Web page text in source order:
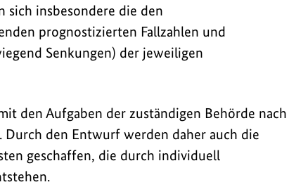
sich insbesondere die den
prognostizierten Fallzahlen und
Senkungen) der jeweiligen
den Aufgaben der zuständigen Behörde nach
den Entwurf werden daher auch die
geschaffen, die durch individuell